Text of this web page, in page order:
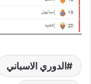
الدوري الاسباني